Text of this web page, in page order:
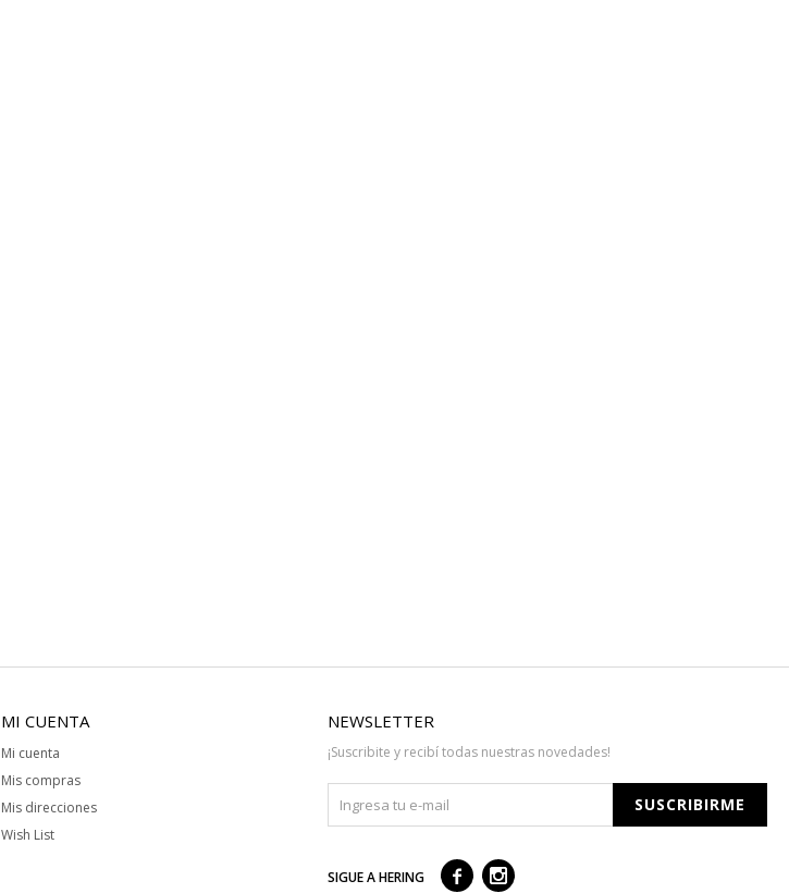
MI CUENTA
Mi cuenta
Mis compras
Mis direcciones
Wish List
NEWSLETTER
¡Suscribite y recibí todas nuestras novedades!
SUSCRIBIRME
SIGUE A HERING  